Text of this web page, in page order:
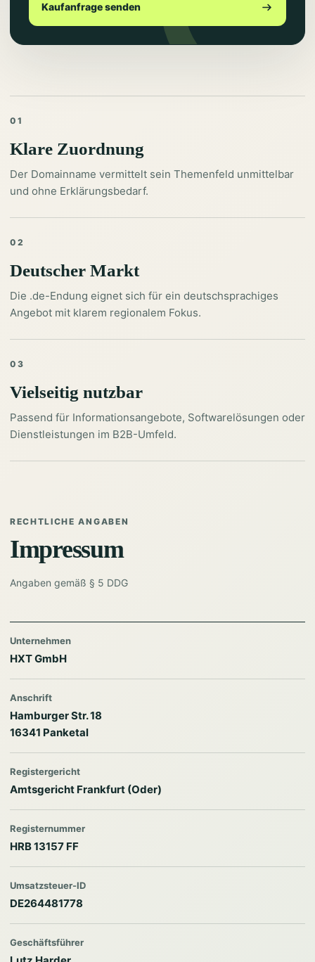
Kaufanfrage senden
01
Klare Zuordnung
Der Domainname vermittelt sein Themenfeld unmittelbar
und ohne Erklärungsbedarf.
02
Deutscher Markt
Die .de-Endung eignet sich für ein deutschsprachiges
Angebot mit klarem regionalem Fokus.
03
Vielseitig nutzbar
Passend für Informationsangebote, Softwarelösungen oder
Dienstleistungen im B2B-Umfeld.
RECHTLICHE ANGABEN
Impressum
Angaben gemäß § 5 DDG
Unternehmen
HXT GmbH
Anschrift
Hamburger Str. 18
16341 Panketal
Registergericht
Amtsgericht Frankfurt (Oder)
Registernummer
HRB 13157 FF
Umsatzsteuer-ID
DE264481778
Geschäftsführer